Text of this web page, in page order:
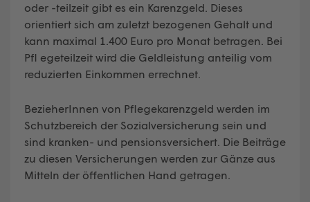
oder -teilzeit gibt es ein Karenzgeld. Dieses
orientiert sich am zuletzt bezogenen Gehalt und
kann maximal 1.400 Euro pro Monat betragen. Bei
Pfl egeteilzeit wird die Geldleistung anteilig vom
reduzierten Einkommen errechnet.
BezieherInnen von Pflegekarenzgeld werden im
Schutzbereich der Sozialversicherung sein und
sind kranken- und pensionsversichert. Die Beiträge
zu diesen Versicherungen werden zur Gänze aus
Mitteln der öffentlichen Hand getragen.